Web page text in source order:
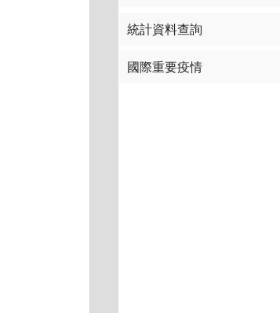
統計資料查詢
國際重要疫情